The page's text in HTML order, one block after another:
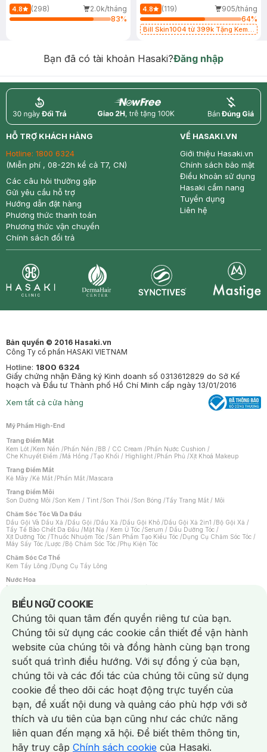
400ml
4.8 (298)
2.0k/tháng
83%
50ml
4.8 (119)
905/tháng
64%
Bill Skin1004 từ 399k Tặng Kem
NowFree 2H Giao Nhanh Miễn Phí 2H Xem chi tiết
Bạn đã có tài khoản Hasaki?Đăng nhập
return nowfree price
HỖ TRỢ KHÁCH HÀNG
Hotline: 1800 6324
(Miễn phí , 08-22h kể cả T7, CN)
Các câu hỏi thường gặp
Gửi yêu cầu hỗ trợ
Hướng dẫn đặt hàng
Phương thức thanh toán
Phương thức vận chuyển
Chính sách đổi trả
VỀ HASAKI.VN
Giới thiệu Hasaki.vn
Chính sách bảo mật
Điều khoản sử dụng
Hasaki cẩm nang
Tuyển dụng
Liên hệ
Bản quyền © 2016 Hasaki.vn
Công Ty cổ phần HASAKI VIETNAM
Hotline: 1800 6324
Giấy chứng nhận Đăng ký Kinh doanh số 0313612829 do Sở Kế
hoạch và Đầu tư Thành phố Hồ Chí Minh cấp ngày 13/01/2016
Xem tất cả cửa hàng
Mỹ Phẩm High-End
Trang Điểm Mặt
Kem Lót /Kem Nền /Phấn Nền /BB / CC Cream /Phấn Nước Cushion /
Che Khuyết Điểm /Má Hồng /Tạo Khối / Highlight /Phấn Phủ /Xịt Khoá Makeup
Trang Điểm Mắt
Kẻ Mày /Kẻ Mắt /Phấn Mắt /Mascara
Trang Điểm Môi
Son Dưỡng Môi /Son Kem / Tint /Son Thỏi /Son Bóng /Tẩy Trang Mắt / Môi
Chăm Sóc Tóc Và Da Đầu
Dầu Gội Và Dầu Xả /Dầu Gội /Dầu Xả /Dầu Gội Khô /Dầu Gội Xả 2in1 /Bộ Gội Xả /
Tẩy Tế Bào Chết Da Đầu /Mặt Nạ / Kem Ủ Tóc /Serum / Dầu Dưỡng Tóc /
Xịt Dưỡng Tóc /Thuốc Nhuộm Tóc /Sản Phẩm Tạo Kiểu Tóc /Dụng Cụ Chăm Sóc Tóc /
Máy Sấy Tóc /Lược /Bộ Chăm Sóc Tóc /Phụ Kiện Tóc
Chăm Sóc Cơ Thể
Kem Tẩy Lông /Dụng Cụ Tẩy Lông
Nước Hoa
Nước Hoa Nữ
Chăm Sóc Cá Nhân
Chống Muỗi /Khẩu Trang /Máy Massage/Mặt Nạ Xông Hơi /Nước Rửa Tay/
Sản Phẩm Chăm Sóc Khác /Bàn Chải Đánh Răng /Bàn Chải Điện/
Hỗ Trợ Trắng Răng/Kem Đánh Răng /Máy Tăm Nước/ Nước Súc Miệng/
Tăm / Chỉ Nha Khoa/ Xịt Thơm Miệng / Dung Dịch Vệ Sinh/Dưỡng Vùng Kín/
Khăn Ướt Vệ Sinh Vùng Kín/Băng Vệ Sinh/Tampon/Bọt Cạo Râu /Dao Cạo Râu/
Máy Cạo Râu
Vấn Đề Về Da
Da Dầu / Lỗ Chân Lông To/ Da Khô / Mất Nước/ Da Lão Hóa/ Da Mụn/
Da Nhạy Cảm / Kích Ứng
Da Xỉn Màu Thâm / Nám / Tàn Nhang
Quầng Thâm & Bọng Mắt /Sẹo /Viêm Da Cơ Địa
Dụng Cụ / Phụ Kiện Chăm Sóc Da
Bông Tẩy Trang
Khăn Lau Mặt Khô Dụng Cụ / Máy Rửa Mặt Máy Chăm Sóc Da
Dụng Cụ Chăm Sóc Khác
BIỂU NGỮ COOKIE
Notice about cookies usage
Chúng tôi quan tâm đến quyền riêng tư của bạn.
Chúng tôi sử dụng các cookie cần thiết để vận hành
website của chúng tôi và đồng hành cùng bạn trong
suốt quá trình điều hướng. Với sự đồng ý của bạn,
chúng tôi và các đối tác của chúng tôi cũng sử dụng
cookie để theo dõi các hoạt động trực tuyến của
bạn, đề xuất nội dung và quảng cáo phù hợp với sở
thích và ưu tiên của bạn cũng như các chức năng
liên quan đến mạng xã hội. Để biết thêm thông tin,
hãy truy cập Chính sách cookie của Hasaki.